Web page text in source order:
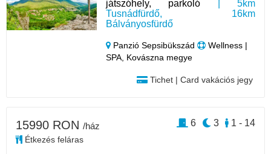
játszóhely, parkoló | 5km
Tusnádfürdő, 16km
Bálványosfürdő
Panzió Sepsibükszád
Wellness |
SPA, Kovászna megye
Tichet | Card vakációs jegy
15990 RON /ház
Étkezés feláras
1 - 14
3
6